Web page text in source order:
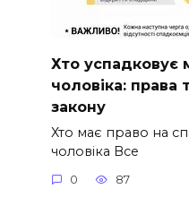
Хто успадковує
чоловіка: права
закону
Хто має право на
чоловіка Все
0 87